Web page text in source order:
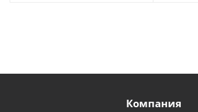
Компания